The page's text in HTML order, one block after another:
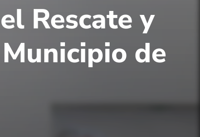
Rescate y
de